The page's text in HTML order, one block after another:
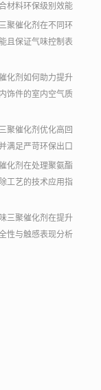
材料环保级别效能
聚催化剂在不同环
且保证气味控制表
化剂如何助力提升
饰件的室内空气质
聚催化剂优化高回
满足严苛环保出口
化剂在处理聚氨酯
工艺的技术应用指
三聚催化剂在提升
性与触感表现分析